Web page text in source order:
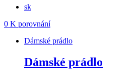
sk
0 K porovnání
Dámské prádlo
Dámské prádlo